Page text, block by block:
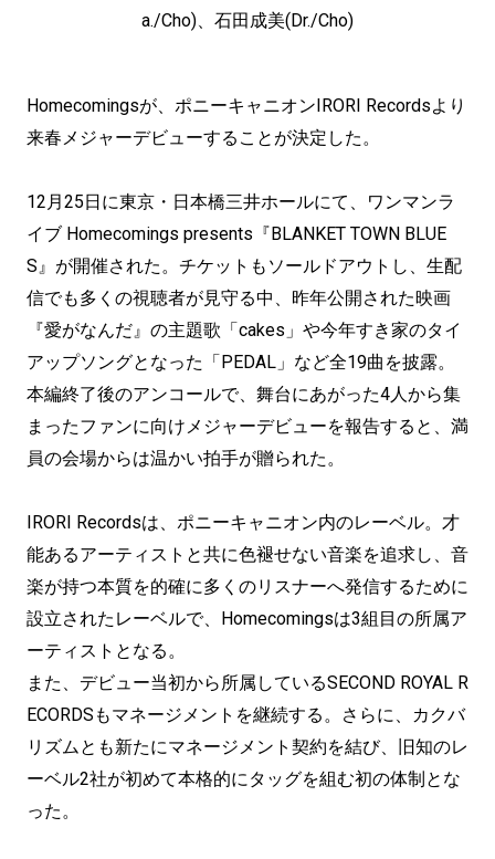
a./Cho)、石田成美(Dr./Cho)
Homecomingsが、ポニーキャニオンIRORI Recordsより
来春メジャーデビューすることが決定した。
12月25日に東京・日本橋三井ホールにて、ワンマンラ
イブ Homecomings presents『BLANKET TOWN BLUE
S』が開催された。チケットもソールドアウトし、生配
信でも多くの視聴者が見守る中、昨年公開された映画
『愛がなんだ』の主題歌「cakes」や今年すき家のタイ
アップソングとなった「PEDAL」など全19曲を披露。
本編終了後のアンコールで、舞台にあがった4人から集
まったファンに向けメジャーデビューを報告すると、満
員の会場からは温かい拍手が贈られた。
IRORI Recordsは、ポニーキャニオン内のレーベル。才
能あるアーティストと共に色褪せない音楽を追求し、音
楽が持つ本質を的確に多くのリスナーへ発信するために
設立されたレーベルで、Homecomingsは3組目の所属ア
ーティストとなる。
また、デビュー当初から所属しているSECOND ROYAL R
ECORDSもマネージメントを継続する。さらに、カクバ
リズムとも新たにマネージメント契約を結び、旧知のレ
ーベル2社が初めて本格的にタッグを組む初の体制とな
った。